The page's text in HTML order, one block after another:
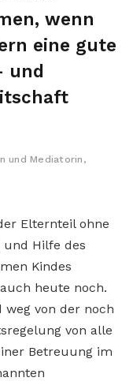
wenn
eine gute
und
und Mediatorin,
Elternteil ohne
Hilfe des
Kindes
heute noch.
weg von der noch
von alle
Betreuung im